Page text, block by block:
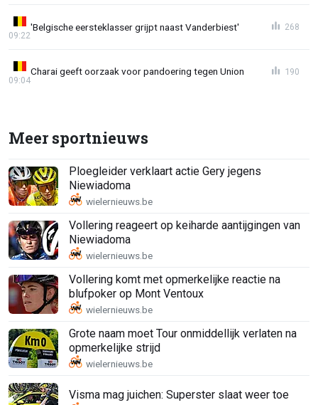
'Belgische eersteklasser grijpt naast Vanderbiest'
09:22
268
Charai geeft oorzaak voor pandoering tegen Union
09:04
190
Meer sportnieuws
Ploegleider verklaart actie Gery jegens
Niewiadoma
Vollering reageert op keiharde aantijgingen van
Niewiadoma
Vollering komt met opmerkelijke reactie na
blufpoker op Mont Ventoux
Grote naam moet Tour onmiddellijk verlaten na
opmerkelijke strijd
Visma mag juichen: Superster slaat weer toe